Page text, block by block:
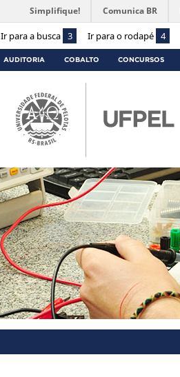
Ir para a busca 3 Ir para o rodapé 4
Simplifique! Comunica BR
AUDITORIA COBALTO CONCURSOS